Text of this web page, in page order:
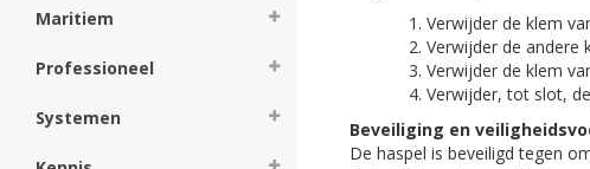
Maritiem
Professioneel
Systemen
Verwijder de klem
Verwijder de andere
Verwijder de klem
Verwijder, tot slot,
Beveiliging en
De haspel is beveiligd tegen